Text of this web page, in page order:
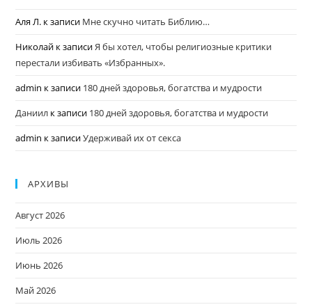
Аля Л. к записи Мне скучно читать Библию…
Николай к записиЯ бы хотел, чтобы религиозные критики
перестали избивать «Избранных».
admin к записи 180 дней здоровья, богатства и мудрости
Даниил к записи 180 дней здоровья, богатства и мудрости
admin к записиУдерживай их от секса
АРХИВЫ
Август 2026
Июль 2026
Июнь 2026
Май 2026